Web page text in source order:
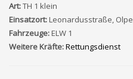
Art:TH 1 klein
Einsatzort:Leonardusstraße, Olpe
Fahrzeuge:ELW 1
Weitere Kräfte:Rettungsdienst